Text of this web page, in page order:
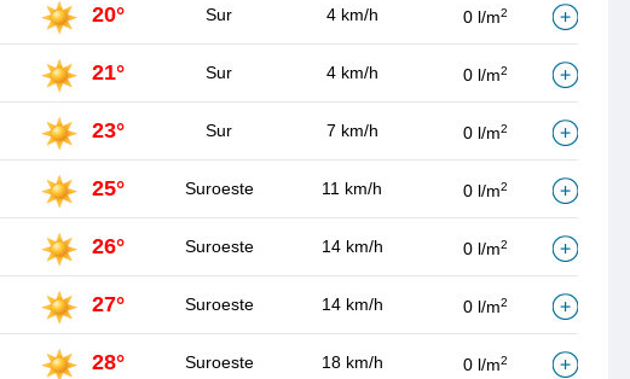
20° Sur 4 km/h 0 l/m2
21° Sur 4 km/h 0 l/m2
23° Sur 7 km/h 0 l/m2
25° Suroeste 11 km/h 0 l/m2
26° Suroeste 14 km/h 0 l/m2
27° Suroeste 14 km/h 0 l/m2
28° Suroeste 18 km/h 0 l/m2